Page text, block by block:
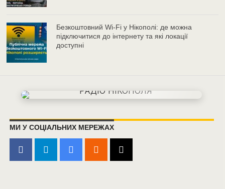
Безкоштовний Wi-Fi у Нікополі: де можна
підключитися до інтернету та які локації
доступні
МИ У СОЦІАЛЬНИХ МЕРЕЖАХ